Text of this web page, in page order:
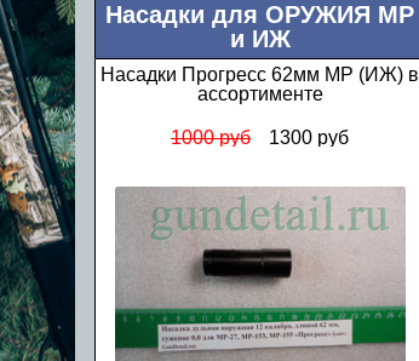
Насадки для ОРУЖИЯ МР
и ИЖ
Насадки Прогресс 62мм МР (ИЖ) в
ассортименте
1000 руб 1300 руб